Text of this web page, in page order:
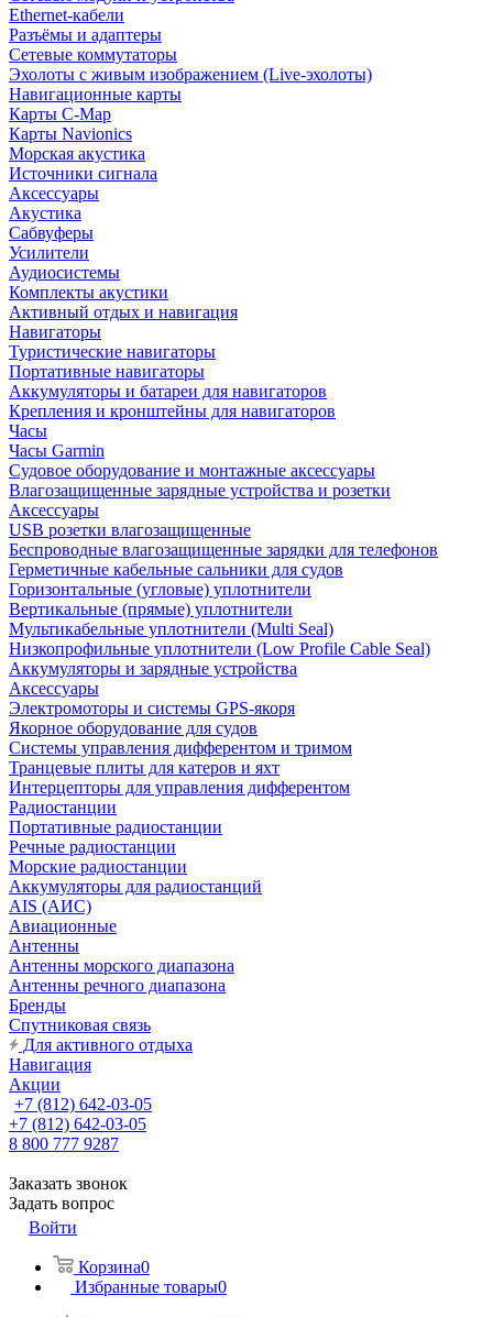
Ethernet-кабели
Разъёмы и адаптеры
Сетевые коммутаторы
Эхолоты с живым изображением (Live-эхолоты)
Навигационные карты
Карты C-Map
Карты Navionics
Морская акустика
Источники сигнала
Аксессуары
Акустика
Сабвуферы
Усилители
Аудиосистемы
Комплекты акустики
Активный отдых и навигация
Навигаторы
Туристические навигаторы
Портативные навигаторы
Аккумуляторы и батареи для навигаторов
Крепления и кронштейны для навигаторов
Часы
Часы Garmin
Судовое оборудование и монтажные аксессуары
Влагозащищенные зарядные устройства и розетки
Аксессуары
USB розетки влагозащищенные
Беспроводные влагозащищенные зарядки для телефонов
Герметичные кабельные сальники для судов
Горизонтальные (угловые) уплотнители
Вертикальные (прямые) уплотнители
Мультикабельные уплотнители (Multi Seal)
Низкопрофильные уплотнители (Low Profile Cable Seal)
Аккумуляторы и зарядные устройства
Аксессуары
Электромоторы и системы GPS-якоря
Якорное оборудование для судов
Системы управления дифферентом и тримом
Транцевые плиты для катеров и яхт
Интерцепторы для управления дифферентом
Радиостанции
Портативные радиостанции
Речные радиостанции
Морские радиостанции
Аккумуляторы для радиостанций
AIS (АИС)
Авиационные
Антенны
Антенны морского диапазона
Антенны речного диапазона
Бренды
Спутниковая связь
Для активного отдыха
Навигация
Акции
+7 (812) 642-03-05
+7 (812) 642-03-05
8 800 777 9287
Заказать звонок
Задать вопрос
Войти
Корзина0
Избранные товары0